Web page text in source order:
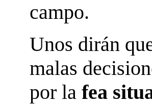
campo.
Unos dirán
malas
por la fea